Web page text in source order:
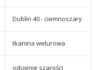
Dublin 40 - ciemnoszary
tkanina welurowa
odcienie szarości